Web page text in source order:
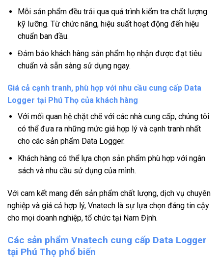
Mỗi sản phẩm đều trải qua quá trình kiểm tra chất lượng
kỹ lưỡng. Từ chức năng, hiệu suất hoạt động đến hiệu
chuẩn ban đầu.
Đảm bảo khách hàng sản phẩm họ nhận được đạt tiêu
chuẩn và sẵn sàng sử dụng ngay.
Giá cả cạnh tranh, phù hợp với nhu cầu cung cấp Data
Logger tại Phú Thọ của khách hàng
Với mối quan hệ chặt chẽ với các nhà cung cấp, chúng tôi
có thể đưa ra những mức giá hợp lý và cạnh tranh nhất
cho các sản phẩm Data Logger.
Khách hàng có thể lựa chọn sản phẩm phù hợp với ngân
sách và nhu cầu sử dụng của mình.
Với cam kết mang đến sản phẩm chất lượng, dịch vụ chuyên
nghiệp và giá cả hợp lý, Vnatech là sự lựa chọn đáng tin cậy
cho mọi doanh nghiệp, tổ chức tại Nam Định.
Các sản phẩm Vnatech cung cấp Data Logger
tại Phú Thọ phổ biến